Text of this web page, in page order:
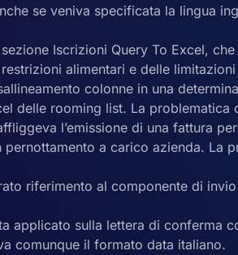
se veniva specificata la lingua
Iscrizioni Query To Excel,
alimentari e delle
colonne in una
delle rooming list. La problematica
l’emissione di una fattura
a carico azienda. La
riferimento al componente di
applicato sulla lettera di conferma
comunque il formato data italiano.